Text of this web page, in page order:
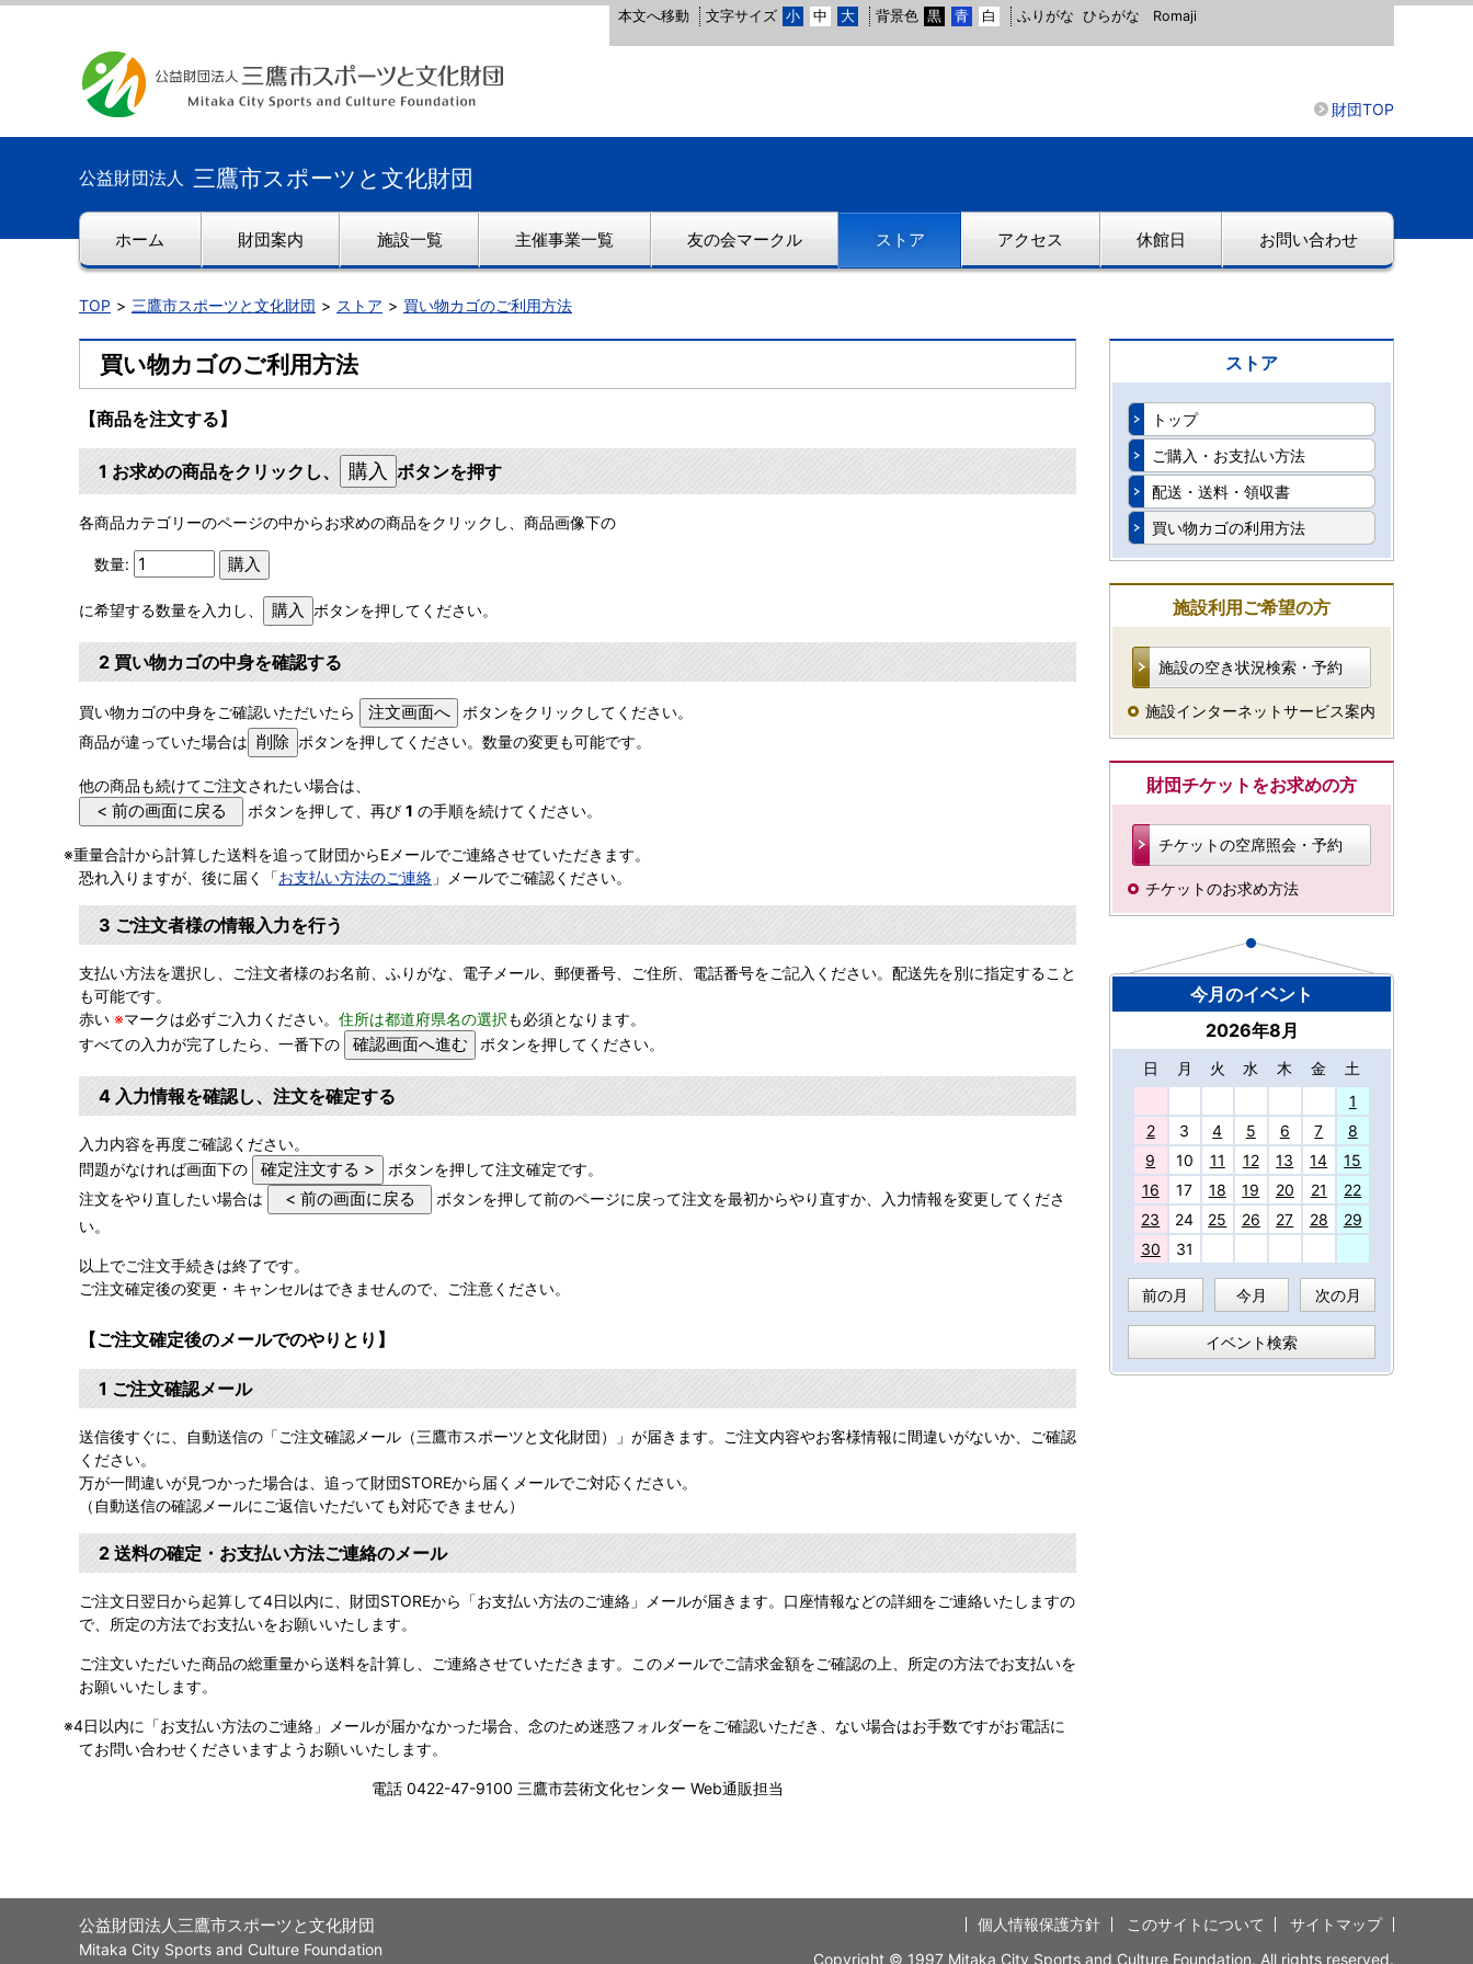
本文へ移動 文字サイズ 小 中 大 背景色 黒 青 白 ふりがな ひらがな Romaji
財団TOP
公益財団法人 三鷹市スポーツと文化財団
ホーム 財団案内 施設一覧 主催事業一覧 友の会マークル ストア アクセス 休館日 お問い合わせ
TOP 三鷹市スポーツと文化財団 ストア 買い物カゴのご利用方法
買い物カゴのご利用方法
【商品を注文する】
1 お求めの商品をクリックし、 ボタンを押す
各商品カテゴリーのページの中からお求めの商品をクリックし、商品画像下の
数量:
に希望する数量を入力し、 ボタンを押してください。
2 買い物カゴの中身を確認する
買い物カゴの中身をご確認いただいたら
ボタンをクリックしてください。
商品が違っていた場合は
ボタンを押してください。数量の変更も可能です。
他の商品も続けてご注文されたい場合は、
ボタンを押して、再び 1 の手順を続けてください。
重量合計から計算した送料を追って財団からEメールでご連絡させていただきます。
恐れ入りますが、後に届く「お支払い方法のご連絡 」メールでご確認ください。
3 ご注文者様の情報入力を行う
支払い方法を選択し、ご注文者様のお名前、ふりがな、電子メール、郵便番号、ご住所、電話番号をご記入ください。配送先を別に指定すること
も可能です。
赤い ※マークは必ずご入力ください。 住所は都道府県名の選択も必須となります。
すべての入力が完了したら、一番下の
ボタンを押してください。
4 入力情報を確認し、注文を確定する
入力内容を再度ご確認ください。
問題がなければ画面下の
ボタンを押して注文確定です。
注文をやり直したい場合は
ボタンを押して前のページに戻って注文を最初からやり直すか、入力情報を変更してくださ
い。
以上でご注文手続きは終了です。
ご注文確定後の変更・キャンセルはできませんので、ご注意ください。
【ご注文確定後のメールでのやりとり】
1 ご注文確認メール
送信後すぐに、自動送信の「ご注文確認メール（三鷹市スポーツと文化財団）」が届きます。ご注文内容やお客様情報に間違いがないか、ご確認
ください。
万が一間違いが見つかった場合は、追って財団STOREから届くメールでご対応ください。
（自動送信の確認メールにご返信いただいても対応できません）
2 送料の確定・お支払い方法ご連絡のメール
ご注文日翌日から起算して4日以内に、財団STOREから「お支払い方法のご連絡」メールが届きます。口座情報などの詳細をご連絡いたしますの
で、所定の方法でお支払いをお願いいたします。
ご注文いただいた商品の総重量から送料を計算し、ご連絡させていただきます。このメールでご請求金額をご確認の上、所定の方法でお支払いを
お願いいたします。
4日以内に「お支払い方法のご連絡」メールが届かなかった場合、念のため迷惑フォルダーをご確認いただき、ない場合はお手数ですがお電話に
てお問い合わせくださいますようお願いいたします。
電話 0422-47-9100 三鷹市芸術文化センター Web通販担当
ストア
トップ
ご購入・お支払い方法
配送・送料・領収書
買い物カゴの利用方法
施設利用ご希望の方
施設の空き状況検索・予約
施設インターネットサービス案内
財団チケットをお求めの方
チケットの空席照会・予約
チケットのお求め方法
今月のイベント
2026年8月
日 月 火 水 木 金
土
1
2
3 4 5 6 7
8
9
10 11 12 13 14
15
16
17 18 19 20 21
22
23
24 25 26 27 28
29
30
31
前の月 今月 次の月
イベント検索
公益財団法人三鷹市スポーツと文化財団
Mitaka City Sports and Culture Foundation
個人情報保護方針 このサイトについて
サイトマップ
Copyright © 1997 Mitaka City Sports and Culture Foundation. All rights reserved.